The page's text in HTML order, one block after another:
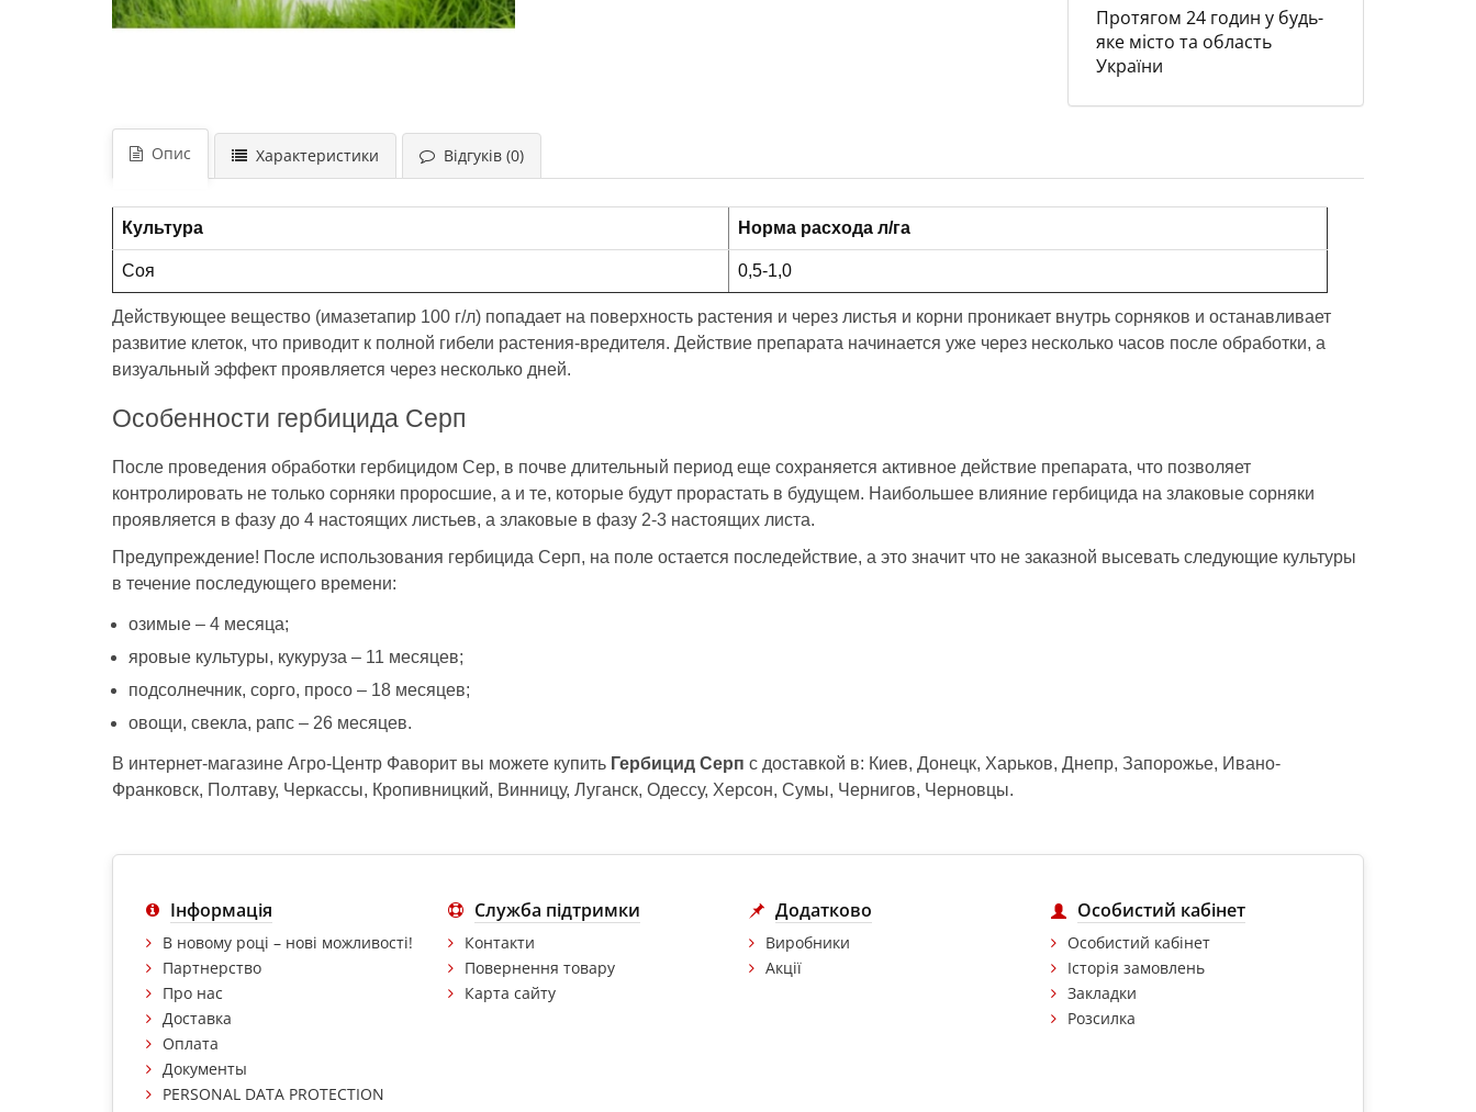
Протягом 24 годин у будь-
яке місто та область
України
Опис Характеристики Відгуків (0)
Культура Норма расхода л/га
Соя 0,5-1,0
Действующее вещество (имазетапир 100 г/л) попадает на поверхность растения и через листья и корни проникает внутрь сорняков и останавливает
развитие клеток, что приводит к полной гибели растения-вредителя. Действие препарата начинается уже через несколько часов после обработки, а
визуальный эффект проявляется через несколько дней.
Особенности гербицида Серп
После проведения обработки гербицидом Сер, в почве длительный период еще сохраняется активное действие препарата, что позволяет
контролировать не только сорняки проросшие, а и те, которые будут прорастать в будущем. Наибольшее влияние гербицида на злаковые сорняки
проявляется в фазу до 4 настоящих листьев, а злаковые в фазу 2-3 настоящих листа.
Предупреждение! После использования гербицида Серп, на поле остается последействие, а это значит что не заказной высевать следующие культуры
в течение последующего времени:
озимые – 4 месяца;
яровые культуры, кукуруза – 11 месяцев;
подсолнечник, сорго, просо – 18 месяцев;
овощи, свекла, рапс – 26 месяцев.
В интернет-магазине Агро-Центр Фаворит вы можете купить Гербицид Серп с доставкой в: Киев, Донецк, Харьков, Днепр, Запорожье, Ивано-
Франковск, Полтаву, Черкассы, Кропивницкий, Винницу, Луганск, Одессу, Херсон, Сумы, Чернигов, Черновцы.
Інформація
В новому році – нові можливості!
Партнерство
Про нас
Доставка
Оплата
Документы
PERSONAL DATA PROTECTION
Служба підтримки
Контакти
Повернення товару
Карта сайту
Додатково
Виробники
Акції
Особистий кабінет
Особистий кабінет
Історія замовлень
Закладки
Розсилка